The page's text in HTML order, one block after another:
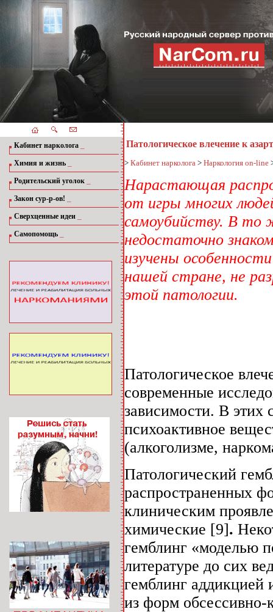
Кабинет нарколога
Химия и жизнь
Родительский уголок
Закон сур-р-ов!
Сверхценные идеи
Самопомощь
Патологическое влечение к
> Кабинет нарколога > Наркология on-line
Нарастающая
от игры многих
самоубийству. В то
недостаточно
изучены
нашей стране, не
этой патологии.
Патологическое
современные
зависимости. В этих
психоактивное
(алкоголизме,
Патологический
распространенных
клиническим
химические [9].
гемблинг «моделью
литературе до сих
гемблинг аддикцией
из форм обсессивно-